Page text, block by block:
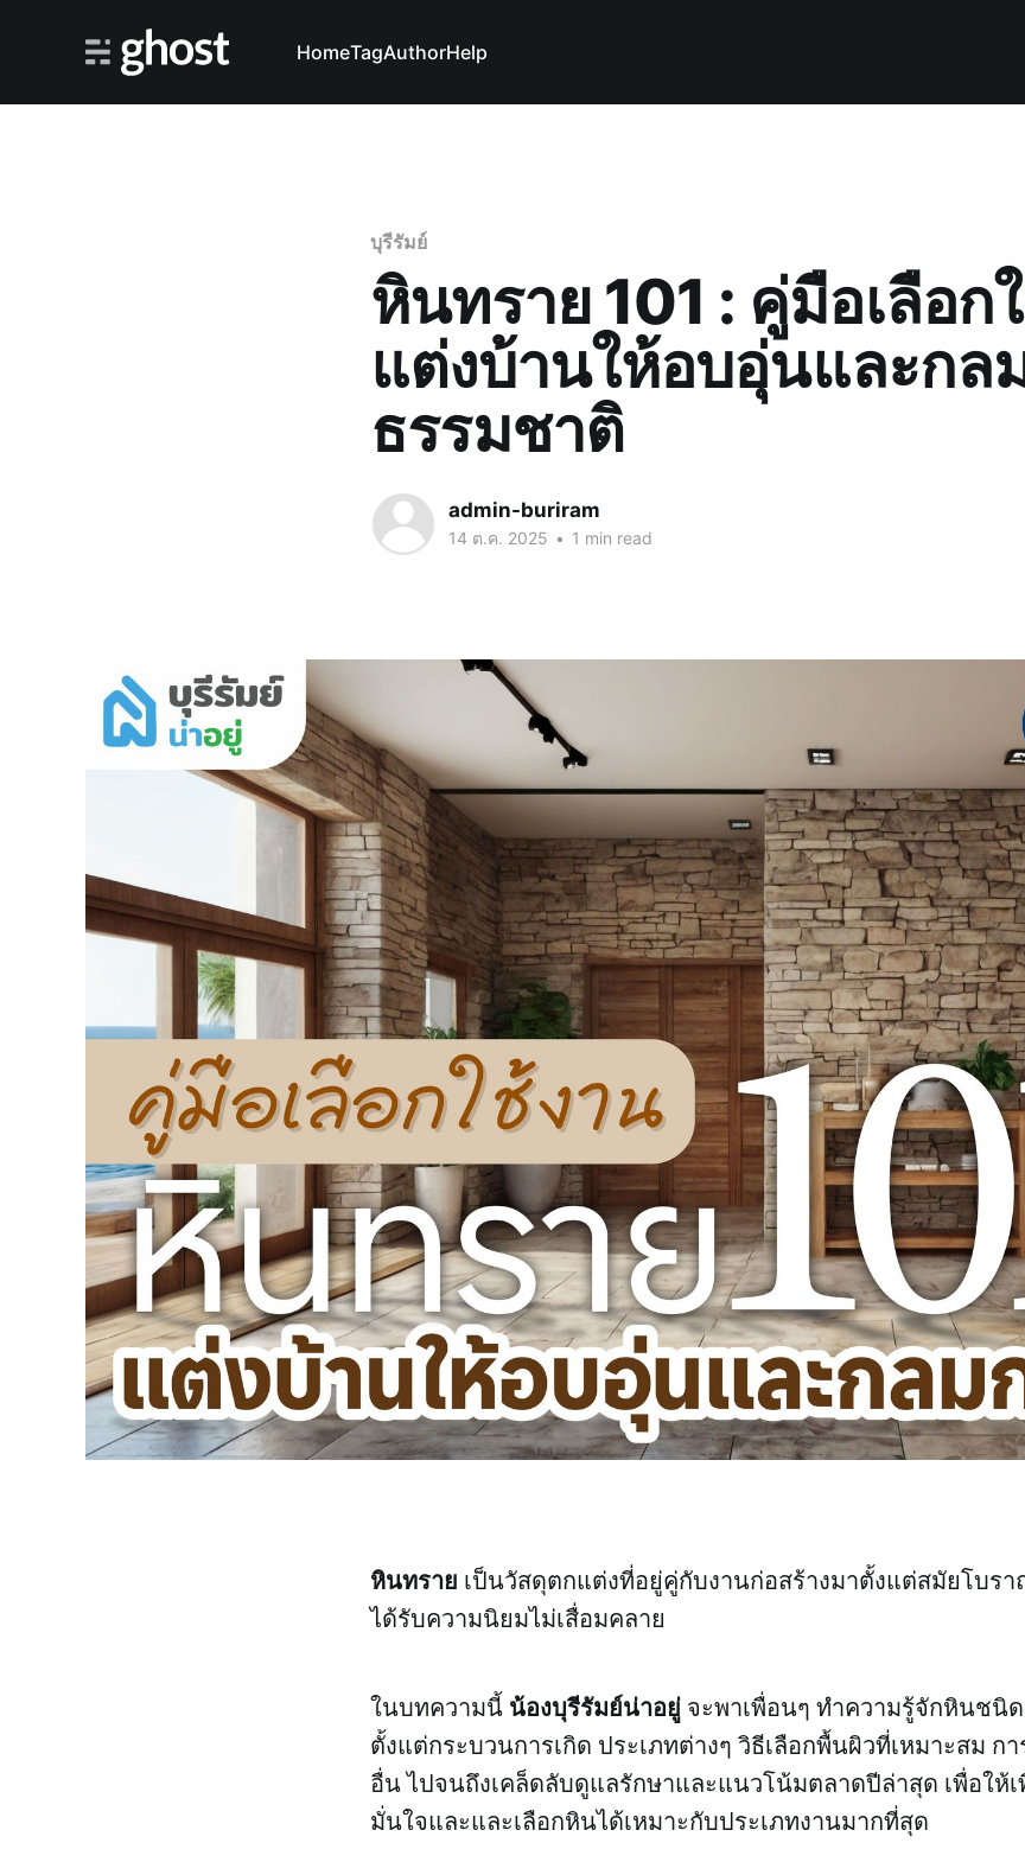
HomeTagAuthorHelp
บุรีรัมย์
หินทราย 101 : คู่มือเลือก
แต่งบ้านให้อบอุ่นและกล
ธรรมชาติ
admin-buriram
14 ต.ค. 2025 • 1 min read
หินทราย เป็นวัสดุตกแต่งที่อยู่คู่กับงานก่อสร้างมาตั้งแต่สมัยโบร
ได้รับความนิยมไม่เสื่อมคลาย
ในบทความนี้ น้องบุรีรัมย์น่าอยู่ จะพาเพื่อนๆ ทำความรู้จักหินชนิ
ตั้งแต่กระบวนการเกิด ประเภทต่างๆ วิธีเลือกพื้นผิวที่เหมาะสม ก
อื่น ไปจนถึงเคล็ดลับดูแลรักษาและแนวโน้มตลาดปีล่าสุด เพื่อให้
มั่นใจและและเลือกหินได้เหมาะกับประเภทงานมากที่สุด